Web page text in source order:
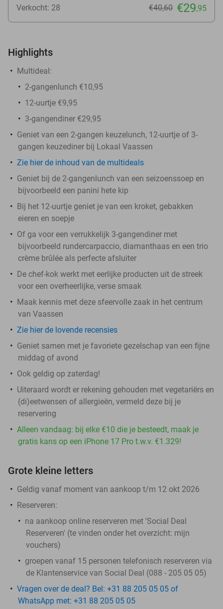
Verkocht: 28
€40,60 €29,95
Highlights
Multideal:
2-gangenlunch €10,95
12-uurtje €9,95
3-gangendiner €29,95
Geniet van een 2-gangen keuzelunch, 12-uurtje of 3-
gangen keuzediner bij Lokaal Vaassen
Zie hier de inhoud van de multideals
Geniet bij de 2-gangenlunch van een seizoenssoep en
bijvoorbeeld een panini hete kip
Bij het 12-uurtje geniet je van een kroket, gebakken
eieren en soepje
Of ga voor een verrukkelijk 3-gangendiner met
bijvoorbeeld rundercarpaccio, diamanthaas en een trio
crème brûlée als perfecte afsluiter
De chef-kok werkt met eerlijke producten uit de streek
voor een overheerlijke, verse smaak
Maak kennis met deze sfeervolle zaak in het centrum
van Vaassen
Zie hier de lovende recensies
Geniet samen met je favoriete gezelschap van een fijne
middag of avond
Ook geldig op zaterdag!
Uiteraard wordt er rekening gehouden met vegetariërs en
(di)eetwensen of allergieën, vermeld deze bij je
reservering
Alleen vandaag: bij elke €10 die je besteedt, maak je
gratis kans op een iPhone 17 Pro t.w.v. €1.329!
Grote kleine letters
Geldig vanaf moment van aankoop t/m 12 okt 2026
Reserveren:
na aankoop online reserveren met 'Social Deal
Reserveren' (te vinden onder het overzicht: mijn
vouchers)
groepen vanaf 15 personen telefonisch reserveren via
de Klantenservice van Social Deal (088 - 205 05 05)
Vragen over de deal? Bel: +31 88 205 05 05 of
WhatsApp met: +31 88 205 05 05